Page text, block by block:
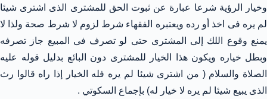
وخيار الرؤية شرعا عبارة عن ثبوت الحق للمشترى الذى اشترى شيئا
لم يره فى اخذ أو رده ويعتبره الفقهاء شرط لزوم لا شرط صحة ولذا لا
يمنع وقوع اللك إلى المشترى حتى لو تصرف فى المبيع جاز تصرفه
وبطل خياره ويكون هذا الخيار للمشترى دون البائع بدليل قوله عليه
الصلاة والسلام ( من اشترى شيئا لم يره فله الخيار إذا راه قالوا رث
الذى يبيع شيئا لم يره لا خيار له) بإجماع السكوتي .